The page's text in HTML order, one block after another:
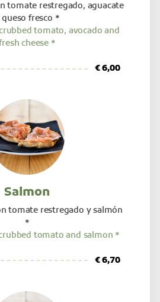
tomate restregado, aguacate
queso fresco *
tomato, avocado and
cheese *
€ 6,00
Salmon
tomate restregado y salmón
*
tomato and salmon *
€ 6,70